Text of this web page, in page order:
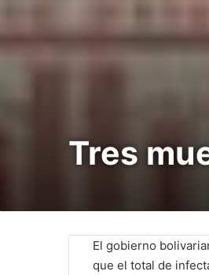
Tres
El gobierno
que el total de